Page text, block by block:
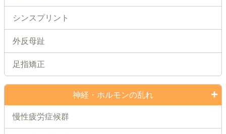
シンスプリント
外反母趾
足指矯正
神経・ホルモンの乱れ
慢性疲労症候群